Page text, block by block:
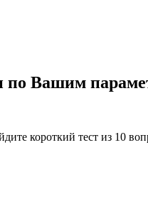
по Вашим
короткий тест из 10